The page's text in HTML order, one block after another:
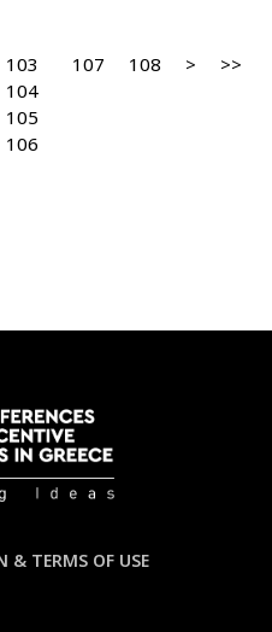
103
104
105
106
107 108 > >>
& TERMS OF USE